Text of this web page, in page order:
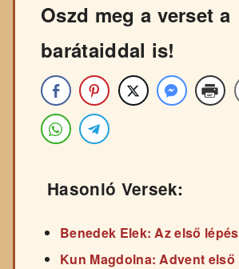
Oszd meg a verset a
barátaiddal is!
Hasonló Versek:
Benedek Elek: Az első lépés
Kun Magdolna: Advent első